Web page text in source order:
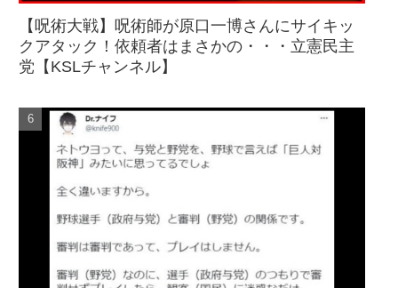
【呪術大戦】呪術師が原口一博さんにサイキッ
クアタック！依頼者はまさかの・・・立憲民主
党【KSLチャンネル】